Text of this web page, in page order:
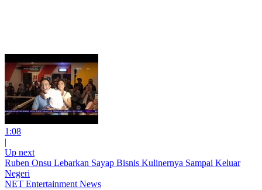
1:08
|
Up next
Ruben Onsu Lebarkan Sayap Bisnis Kulinernya Sampai Keluar
Negeri
NET Entertainment News